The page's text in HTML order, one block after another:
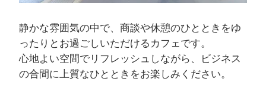
静かな雰囲気の中で、商談や休憩のひとときをゆ
ったりとお過ごしいただけるカフェです。
心地よい空間でリフレッシュしながら、ビジネス
の合間に上質なひとときをお楽しみください。